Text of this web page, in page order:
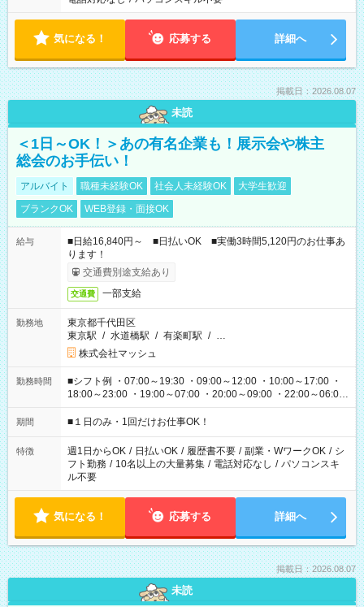
気になる！ 応募する 詳細へ
掲載日：2026.08.07
未読
＜1日～OK！＞あの有名企業も！展示会や株主
総会のお手伝い！
アルバイト 職種未経験OK 社会人未経験OK
大学生歓迎
ブランクOK
WEB登録・面接OK
給与
■日給16,840円～ ■日払いOK ■実働3時間5,120円のお仕事あ
ります！
交通費別途支給あり
交通費 一部支給
勤務地
東京都千代田区
東京駅 / 水道橋駅 / 有楽町駅 / …
株式会社マッシュ
勤務時間
■シフト例 ・07:00～19:30 ・09:00～12:00 ・10:00～17:00 ・
18:00～23:00 ・19:00～07:00 ・20:00～09:00 ・22:00～06:00
etc ★最短で3時間で5,120円のお仕事から 15時間で2万円近く稼
げるお仕事も！ ご希望のお時間に合わせてご紹介！ ※シフトは
ください！
期間 ■１日のみ・1回だけお仕事OK！
特徴 週1日からOK / 日払いOK / 履歴書不要 / 副業・WワークOK / シ
フト勤務 / 10名以上の大量募集 / 電話対応なし / パソコンスキ
ル不要
気になる！ 応募する 詳細へ
掲載日：2026.08.07
未読